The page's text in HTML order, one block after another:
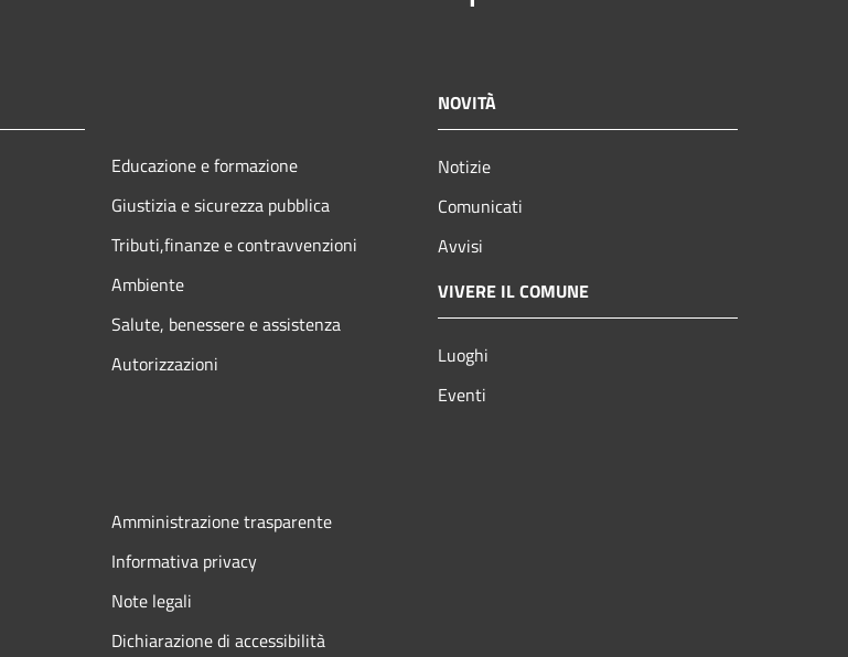
Educazione e formazione
Giustizia e sicurezza pubblica
Tributi,finanze e contravvenzioni
Ambiente
Salute, benessere e assistenza
Autorizzazioni
NOVITÀ
Notizie
Comunicati
Avvisi
VIVERE IL COMUNE
Luoghi
Eventi
Amministrazione trasparente
Informativa privacy
Note legali
Dichiarazione di accessibilità